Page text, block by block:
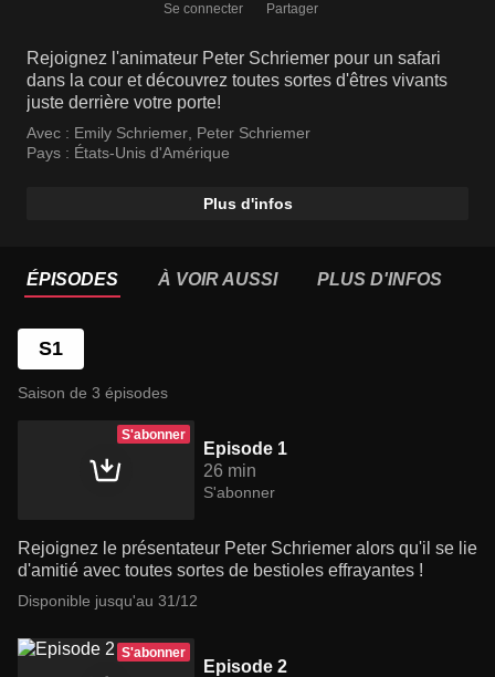
Se connecter Partager
Rejoignez l'animateur Peter Schriemer pour un safari
dans la cour et découvrez toutes sortes d'êtres vivants
juste derrière votre porte!
Avec : Emily Schriemer Peter Schriemer
Pays : États-Unis d'Amérique
Plus d'infos
ÉPISODES À VOIR AUSSI PLUS D'INFOS
S1
Saison de 3 épisodes
S'abonner
Episode 1
26 min
S'abonner
Rejoignez le présentateur Peter Schriemer alors qu'il se lie
d'amitié avec toutes sortes de bestioles effrayantes !
Disponible jusqu'au 31/12
S'abonner
Episode 2